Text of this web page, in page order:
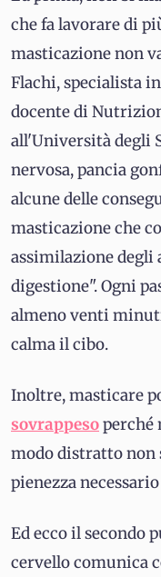
che fa lavorare di
masticazione non
Flachi, specialista
docente di
all'Università degli
nervosa, pancia
alcune delle
masticazione che
assimilazione
digestione". Ogni
almeno venti
calma il cibo.
Inoltre, masticare
sovrappesoperché
modo distratto non
pienezza
Ed ecco il secondo
cervello comunica